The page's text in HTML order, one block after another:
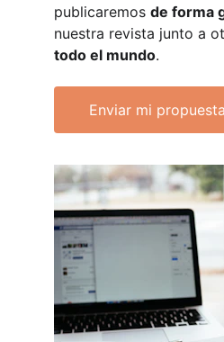
publicaremos de forma
nuestra revista junto a
todo el mundo.
Enviar mi propuesta